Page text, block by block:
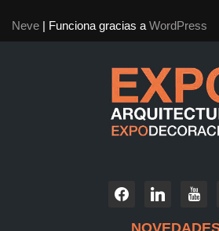
Neve | Funciona gracias aWordPress